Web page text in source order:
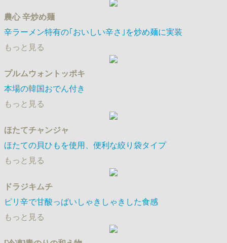
農心 辛炒め麺
辛ラーメン特有の｢おいしい辛さ｣を炒め麺に実装
もっと見る
プルムウォントッポキ
本場の韓国おでん付き
もっと見る
ほたてチャンジャ
ほたての貝ひもを使用、便利な絞り袋タイプ
もっと見る
ドラジキムチ
ピリ辛で甘酸っぱいしゃきしゃきした食感
もっと見る